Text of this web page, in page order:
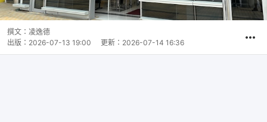
撰文： 凌逸德
出版： 2026-07-13 19:00 更新： 2026-07-14 16:36